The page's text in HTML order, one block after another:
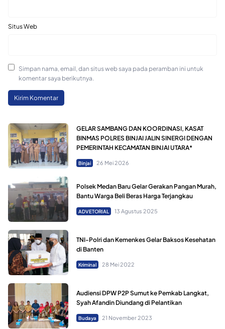
Situs Web
Simpan nama, email, dan situs web saya pada peramban ini untuk
komentar saya berikutnya.
GELAR SAMBANG DAN KOORDINASI, KASAT
BINMAS POLRES BINJAI JALIN SINERGI DENGAN
PEMERINTAH KECAMATAN BINJAI UTARA*
Binjai 26 Mei 2026
Polsek Medan Baru Gelar Gerakan Pangan Murah,
Bantu Warga Beli Beras Harga Terjangkau
ADVETORIAL 13 Agustus 2025
TNI-Polri dan Kemenkes Gelar Baksos Kesehatan
di Banten
Kriminal 28 Mei 2022
Audiensi DPW P2P Sumut ke Pemkab Langkat,
Syah Afandin Diundang di Pelantikan
Budaya 21 November 2023